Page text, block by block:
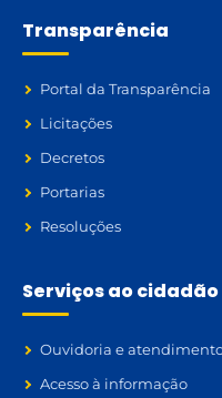
Transparência
Portal da Transparência
Licitações
Decretos
Portarias
Resoluções
Serviços ao cidadão
Ouvidoria e
Acesso à informação